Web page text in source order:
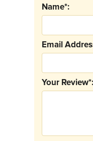
Your Review*:
Email
Name*: